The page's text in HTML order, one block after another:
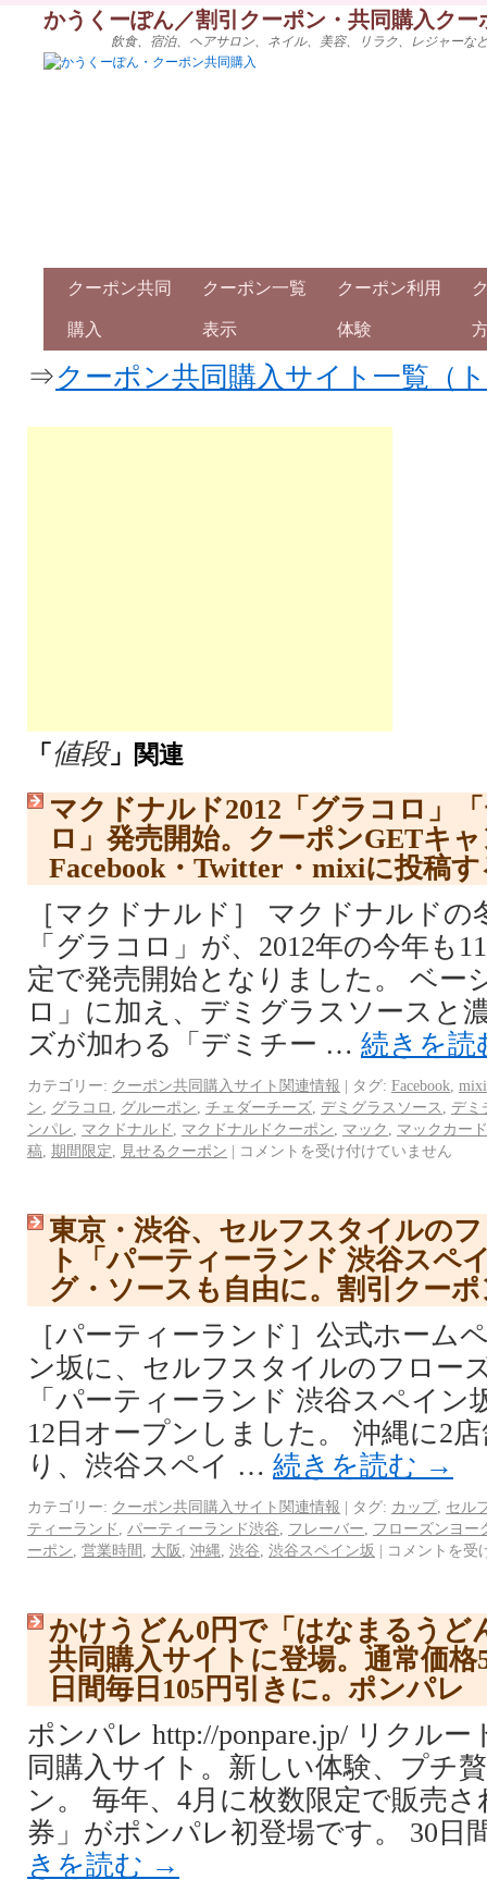
かうくーぽん／割引クーポン・共同購入ク
飲食、宿泊、ヘアサロン、ネイル、美容、リラク、レジャー
クーポン共同
購入
クーポン一覧
表示
クーポン利用
体験
⇒クーポン共同購入サイト一覧（
「 値段」関連
マクドナルド2012「グラコロ」
ロ」発売開始。クーポンGETキ
Facebook・Twitter・mixiに投稿
［マクドナルド］ マクドナルド
「グラコロ」が、2012年の今年も
定で発売開始となりました。 ベー
ロ」に加え、デミグラスソースと
ズが加わる「デミチー … 続きを
カテゴリー: クーポン共同購入サイト関連情報 | タグ: Facebook mixi
ン
グラコロ グルーポン チェダーチーズ デミグラスソース
デミ
ンパレ
マクドナルド マクドナルドクーポン マック
マックカード
稿 期間限定 見せるクーポン | コメントを受け付けていません
東京・渋谷、セルフスタイルの
ト「パーティーランド 渋谷スペ
グ・ソースも自由に。割引クー
［パーティーランド］公式ホーム
ン坂に、セルフスタイルのフロー
「パーティーランド 渋谷スペイン
12日オープンしました。 沖縄に2
り、渋谷スペイ … 続きを読む →
カテゴリー: クーポン共同購入サイト関連情報 | タグ: カップ, セル
ティーランド
パーティーランド渋谷 フレーバー
フローズンヨー
ーポン 営業時間 大阪 沖縄 渋谷 渋谷スペイン坂 | コメントを受
かけうどん0円で「はなまるうど
共同購入サイトに登場。通常価格
日間毎日105円引きに。ポンパレ
ポンパレ http://ponpare.jp/ リクル
同購入サイト。新しい体験、プチ
ン。 毎年、4月に枚数限定で販売
券」がポンパレ初登場です。 30
きを読む →